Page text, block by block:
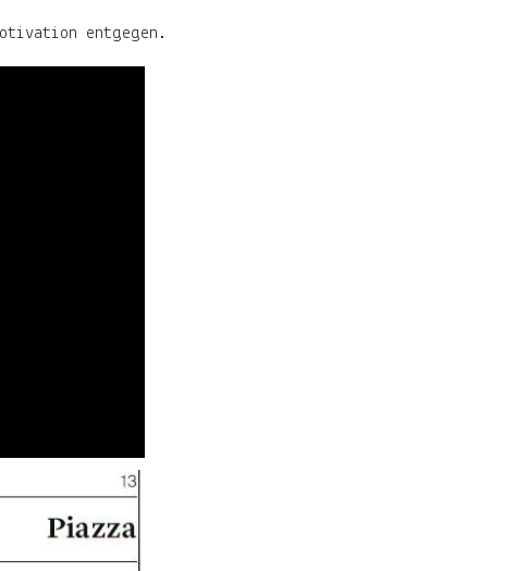
entgegen.